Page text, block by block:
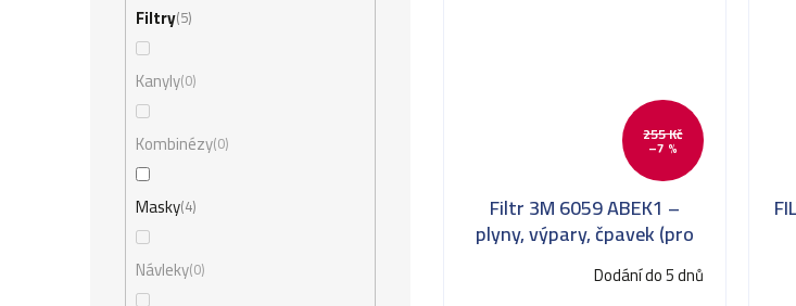
Filtry 5
Kanyly 0
Kombinézy 0
Masky 4
Návleky 0
255 Kč
–7 %
Filtr 3M 6059 ABEK1 –
plyny, výpary, čpavek (pro
masky 6000/7000)
Dodání do 5 dnů